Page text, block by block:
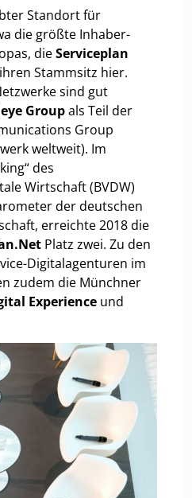
Standort für
die größte Inhaber-
dieServiceplan
Stammsitz hier.
sind gut
Groupals Teil der
Group
weltweit). Im
des
Wirtschaft (BVDW)
der deutschen
erreichte 2018 die
Platz zwei. Zu den
Digitalagenturen im
zudem die Münchner
Experience und